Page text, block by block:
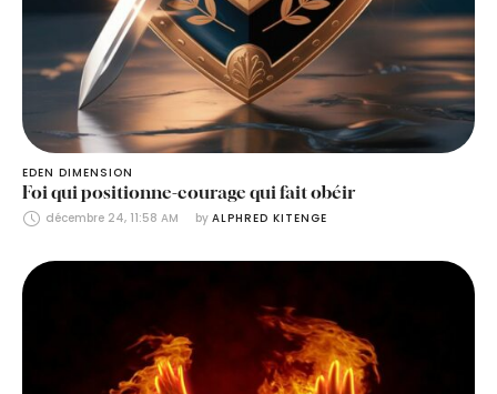
EDEN DIMENSION
Foi qui positionne-courage qui fait obéir
décembre 24, 11:58 AM by ALPHRED KITENGE